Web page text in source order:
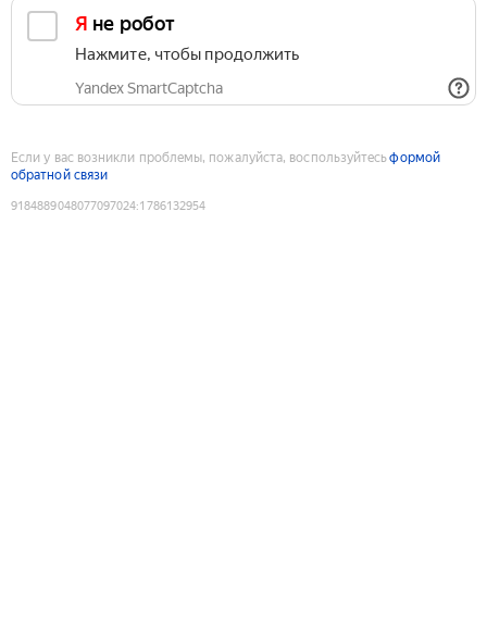
Я не робот
Нажмите, чтобы продолжить
Yandex SmartCaptcha
Если у вас возникли проблемы, пожалуйста, воспользуйтесьформой
обратной связи
9184889048077097024:1786132954